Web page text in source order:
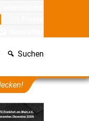
Suchen